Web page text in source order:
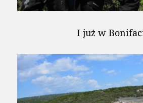
I już w